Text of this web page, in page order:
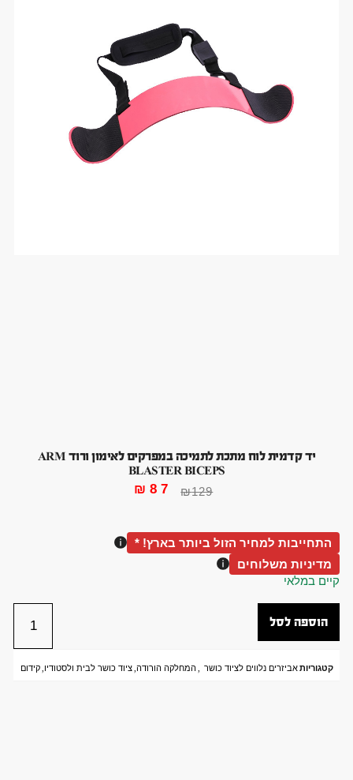
יד קדמית לוח מתכת לתמיכה במפרקים לאימון ורוד ARM
BLASTER BICEPS
₪129
₪87
התחייבות למחיר הזול ביותר בארץ! *
מדיניות משלוחים
קיים במלאי
הוספה לסל
קטגוריות אביזרים נלווים לציוד כושר ,המחלקה הורודה,ציוד כושר לבית ולסטודיו,קידום